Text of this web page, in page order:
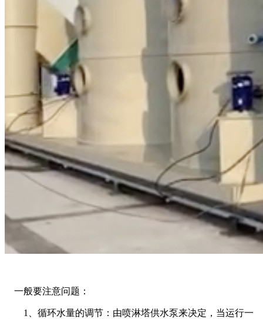
一般要注意问题：
1、循环水量的调节：由喷淋塔供水泵来决定，当运行一